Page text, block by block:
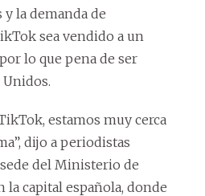
la demanda de
sea vendido a un
lo que pena de ser
estamos muy cerca
dijo a periodistas
del Ministerio de
la capital española, donde